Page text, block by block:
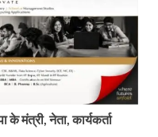
मंत्री, नेता, कार्यकर्ता